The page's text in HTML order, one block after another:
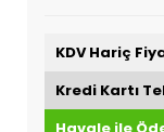
KDV Hariç
Kredi Kartı